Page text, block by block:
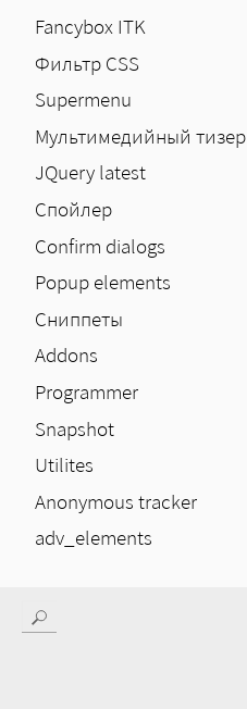
Fancybox ITK
Фильтр CSS
Supermenu
Мультимедийный тизер
JQuery latest
Спойлер
Confirm dialogs
Popup elements
Сниппеты
Addons
Programmer
Snapshot
Utilites
Anonymous tracker
adv_elements
Форма поиска
Поиск